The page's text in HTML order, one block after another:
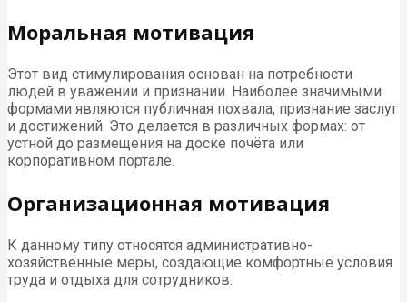
Моральная мотивация
Этот вид стимулирования основан на потребности
людей в уважении и признании. Наиболее значимыми
формами являются публичная похвала, признание заслуг
и достижений. Это делается в различных формах: от
устной до размещения на доске почёта или
корпоративном портале.
Организационная мотивация
К данному типу относятся административно-
хозяйственные меры, создающие комфортные условия
труда и отдыха для сотрудников.